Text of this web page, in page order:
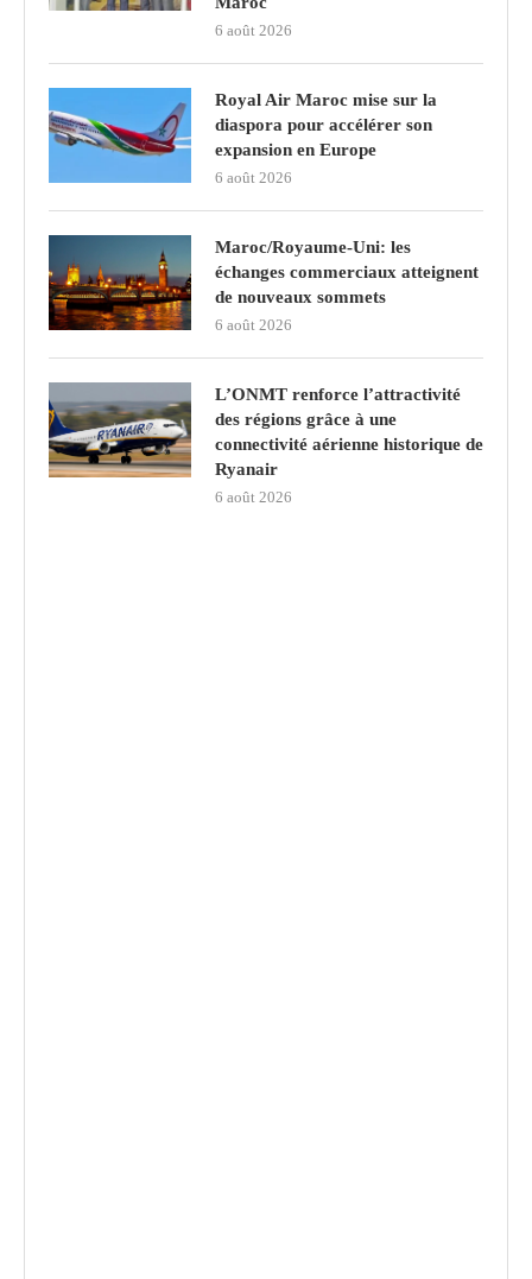
6 août 2026
Royal Air Maroc mise sur la
diaspora pour accélérer son
expansion en Europe
6 août 2026
Maroc/Royaume-Uni: les
échanges commerciaux atteignent
de nouveaux sommets
6 août 2026
L’ONMT renforce l’attractivité
des régions grâce à une
connectivité aérienne historique de
Ryanair
6 août 2026